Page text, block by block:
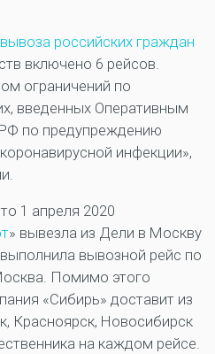
российских граждан
включено 6 рейсов.
ограничений по
введенных Оперативным
по предупреждению
инфекции»,
1 апреля 2020
» вывезла из Дели в Москву
вывозной рейс по
Помимо этого
«Сибирь» доставит из
Красноярск, Новосибирск
на каждом рейсе.